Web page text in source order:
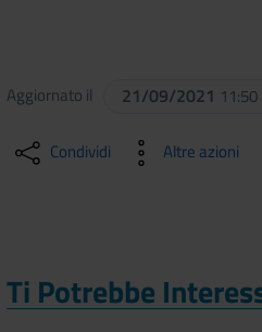
Aggiornato il 21/09/2021 11:50
Condividi Altre azioni
Ti Potrebbe